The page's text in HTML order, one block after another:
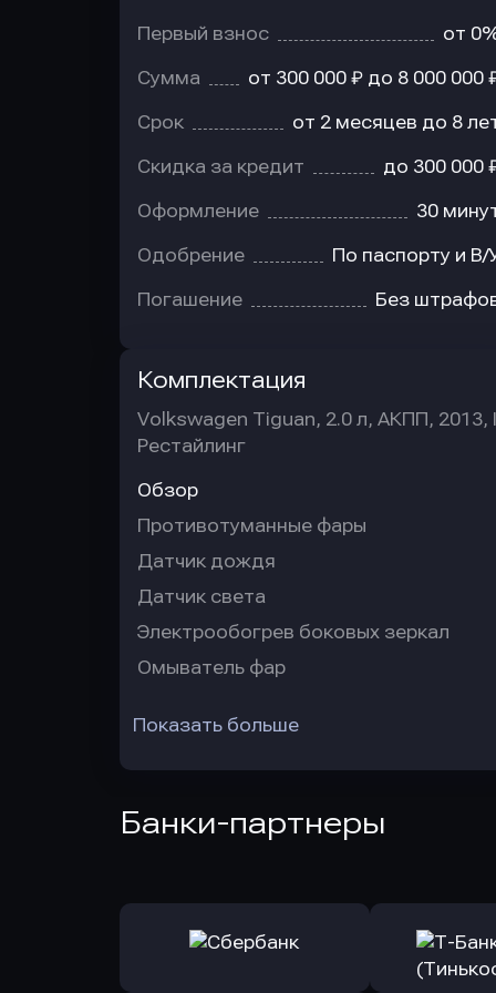
Первый взнос от
Сумма от 300 000 ₽ до 8 000 000
Срок от 2 месяцев до 8
Скидка за кредит до 300 000
Оформление 30
Одобрение По паспорту и В/
Погашение Без
Комплектация
Volkswagen Tiguan, 2.0 л, АКПП, 2013, I
Рестайлинг
Обзор
Противотуманные фары
Датчик дождя
Датчик света
Электрообогрев боковых зеркал
Омыватель фар
Показать больше
Банки-партнеры